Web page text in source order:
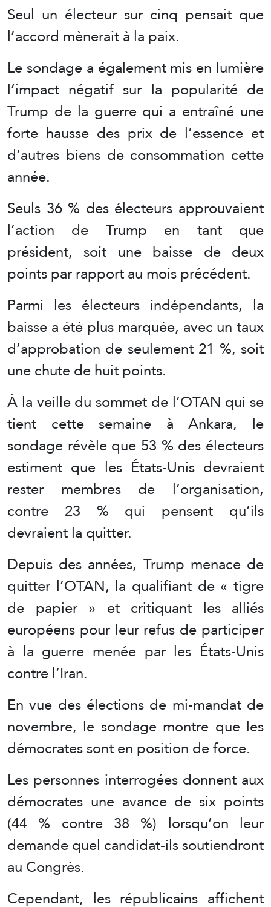
Seul un électeur sur cinq pensait que
l’accord mènerait à la paix.
Le sondage a également mis en lumière
l’impact négatif sur la popularité de
Trump de la guerre qui a entraîné une
forte hausse des prix de l’essence et
d’autres biens de consommation cette
année.
Seuls 36 % des électeurs approuvaient
l’action de Trump en tant que
président, soit une baisse de deux
points par rapport au mois précédent.
Parmi les électeurs indépendants, la
baisse a été plus marquée, avec un taux
d’approbation de seulement 21 %, soit
une chute de huit points.
À la veille du sommet de l’OTAN qui se
tient cette semaine à Ankara, le
sondage révèle que 53 % des électeurs
estiment que les États-Unis devraient
rester membres de l’organisation,
contre 23 % qui pensent qu’ils
devraient la quitter.
Depuis des années, Trump menace de
quitter l’OTAN, la qualifiant de « tigre
de papier » et critiquant les alliés
européens pour leur refus de participer
à la guerre menée par les États-Unis
contre l’Iran.
En vue des élections de mi-mandat de
novembre, le sondage montre que les
démocrates sont en position de force.
Les personnes interrogées donnent aux
démocrates une avance de six points
(44 % contre 38 %) lorsqu’on leur
demande quel candidat-ils soutiendront
au Congrès.
Cependant, les républicains affichent